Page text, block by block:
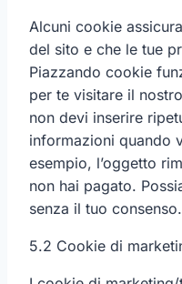
Alcuni cookie
del sito e che le tue
Piazzando cookie
per te visitare il
non devi inserire
informazioni quando
esempio, l’oggetto
non hai pagato.
senza il tuo consenso.
5.2 Cookie di